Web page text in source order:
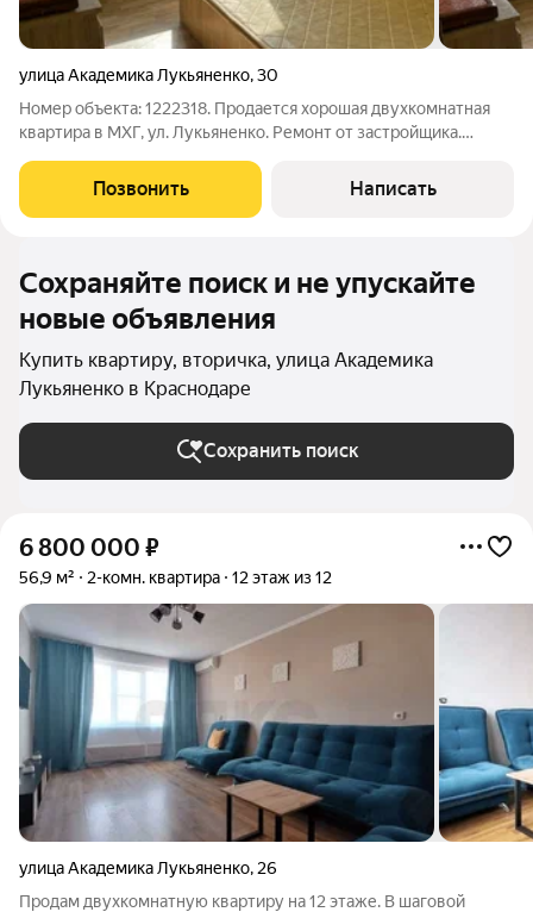
улица Академика Лукьяненко,30
Номер объекта: 1222318. Продается хорошая двухкомнатная
квартира в МХГ, ул. Лукьяненко. Ремонт от застройщика.
изолированные комнаты, просторная кухня, ленточная
застекленная лоджия длиной на кухню и
Позвонить Написать
Сохраняйте поиск и не упускайте
новые объявления
Купить квартиру, вторичка, улица Академика
Лукьяненко в Краснодаре
Сохранить поиск
6 800 000 ₽
56,9 м² 2-комн. квартира 12 этаж из 12
улица Академика Лукьяненко, 26
Продам двухкомнатную квартиру на 12 этаже. В шаговой